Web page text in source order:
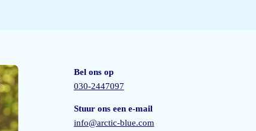
Bel ons op
030-2447097
Stuur ons een e-mail
info@arctic-blue.com